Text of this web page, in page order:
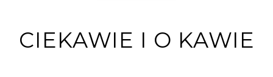
CIEKAWIE I O KAWIE